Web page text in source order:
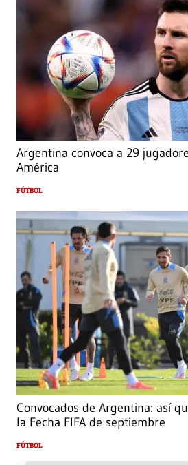
Argentina convoca a 29
América
FÚTBOL
Convocados de Argentina: así
la Fecha FIFA de septiembre
FÚTBOL